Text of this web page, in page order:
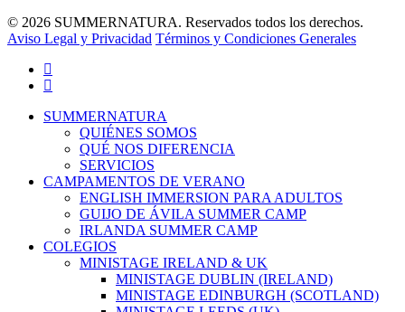
© 2026 SUMMERNATURA. Reservados todos los derechos.
Aviso Legal y Privacidad Términos y Condiciones Generales
twitter
facebook
Close
SUMMERNATURA
QUIÉNES SOMOS
QUÉ NOS DIFERENCIA
SERVICIOS
CAMPAMENTOS DE VERANO
ENGLISH IMMERSION PARA ADULTOS
GUIJO DE ÁVILA SUMMER CAMP
IRLANDA SUMMER CAMP
COLEGIOS
MINISTAGE IRELAND & UK
MINISTAGE DUBLIN (IRELAND)
MINISTAGE EDINBURGH (SCOTLAND)